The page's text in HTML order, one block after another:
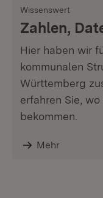
Wissenswert
Zahlen,
Hier haben wir
kommunalen
Württemberg
erfahren Sie,
bekommen.
Mehr